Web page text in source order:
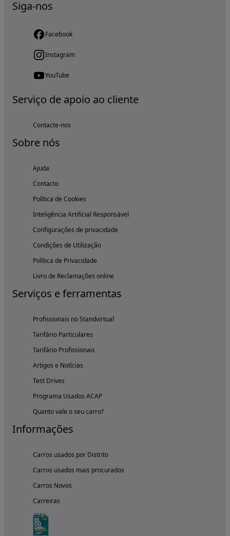
Siga-nos
Facebook
Instagram
YouTube
Serviço de apoio ao cliente
Contacte-nos
Sobre nós
Ajuda
Contacto
Política de Cookies
Inteligência Artificial Responsável
Configurações de privacidade
Condições de Utilização
Política de Privacidade
Livro de Reclamações online
Serviços e ferramentas
Profissionais no Standvirtual
Tarifário Particulares
Tarifário Profissionais
Artigos e Notícias
Test Drives
Programa Usados ACAP
Quanto vale o seu carro?
Informações
Carros usados por Distrito
Carros usados mais procurados
Carros Novos
Carreiras